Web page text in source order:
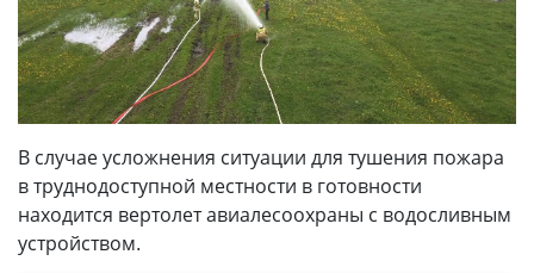
В случае усложнения ситуации для тушения пожара
в труднодоступной местности в готовности
находится вертолет авиалесоохраны с водосливным
устройством.